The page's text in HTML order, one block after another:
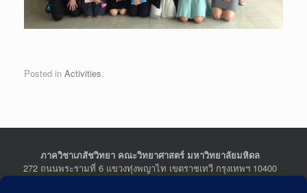
Posted in Activities.
ภาควิชาเภสัชวิทยา คณะวิทยาศาสตร์ มหาวิทยาลัยมหิดล
272 ถนนพระรามที่ 6 แขวงทุ่งพญาไท เขตราชเทวี กรุงเทพฯ 10400